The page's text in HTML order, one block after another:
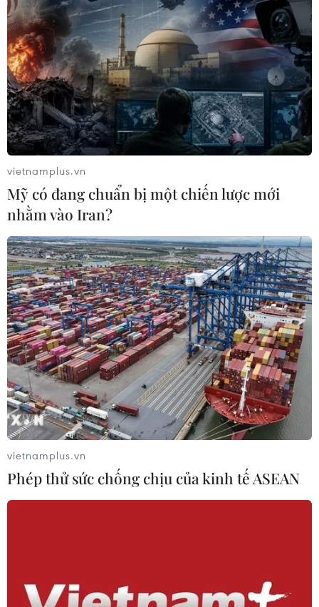
hàng? Đừng bỏ lỡ cách Insider CDP giúp tối ưu doanh
thu, giảm chi phí marketing và cá nhân hóa trải nghiệm
khách hàng để bứt phá tăng trưởng!
Magenest x Insider - giải pháp toàn diện
cho quản lý bán hàng đa kênh
09/01/2025 08:17
Việc kết nối ứng dụng Insider với hệ thống của
Magenest tạo ra một bộ giải pháp số hóa mạnh mẽ,
giúp doanh nghiệp nâng cao hiệu suất vận hành và
mang lại trải nghiệm khách hàng vượt trội.
vietnamplus.vn
Mỹ có đang chuẩn bị một chiến lược mới
nhằm vào Iran?
vietnamplus.vn
Phép thử sức chống chịu của kinh tế ASEAN